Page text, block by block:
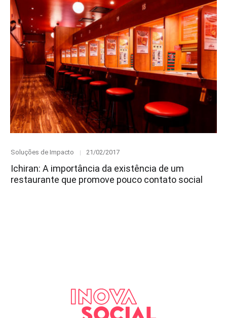
Category
Soluções de Impacto
Posted
21/02/2017
Ichiran: A importância da existência de um
restaurante que promove pouco contato social